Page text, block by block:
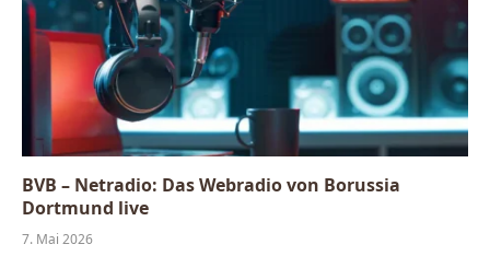
BVB – Netradio: Das Webradio von Borussia
Dortmund live
7. Mai 2026